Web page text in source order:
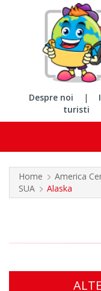
Despre noi |
turisti
Home
America
SUA
Alaska